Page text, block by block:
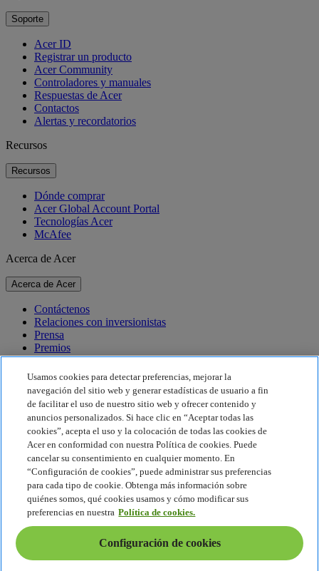
Soporte
Acer ID
Registrar un producto
Acer Community
Controladores y manuales
Respuestas de Acer
Contactos
Alertas y recordatorios
Recursos
Recursos
Dónde comprar
Acer Global Account Portal
Tecnologías Acer
McAfee
Acerca de Acer
Acerca de Acer
Contáctenos
Relaciones con inversionistas
Prensa
Premios
Eventos
Sostenibilidad
Sostenibilidad
Responsabilidad social corporativa
Huella de carbono del producto
Proyecto Humanity
Earthion
Política de privacidad
Política de cookies
Aviso legal
Información legal adicional
Política de accesibilidad
Configuración de cookies
Usamos cookies para detectar preferencias, mejorar la
navegación del sitio web y generar estadísticas de usuario a fin
de facilitar el uso de nuestro sitio web y ofrecer contenido y
anuncios personalizados. Si hace clic en “Aceptar todas las
cookies”, acepta el uso y la colocación de todas las cookies de
Acer en conformidad con nuestra Política de cookies. Puede
cancelar su consentimiento en cualquier momento. En
“Configuración de cookies”, puede administrar sus preferencias
para cada tipo de cookie. Obtenga más información sobre
quiénes somos, qué cookies usamos y cómo modificar sus
preferencias en nuestra Política de cookies.
Configuración de cookies